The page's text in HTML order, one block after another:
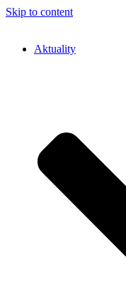
Skip to content
Aktuality